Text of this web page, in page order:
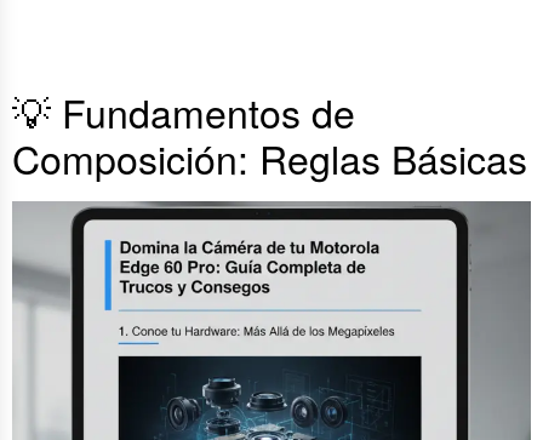
💡 Fundamentos de
Composición: Reglas Básicas